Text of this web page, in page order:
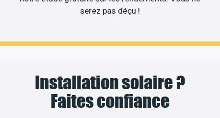
serez pas déçu !
Installation solaire ?
Faites confiance